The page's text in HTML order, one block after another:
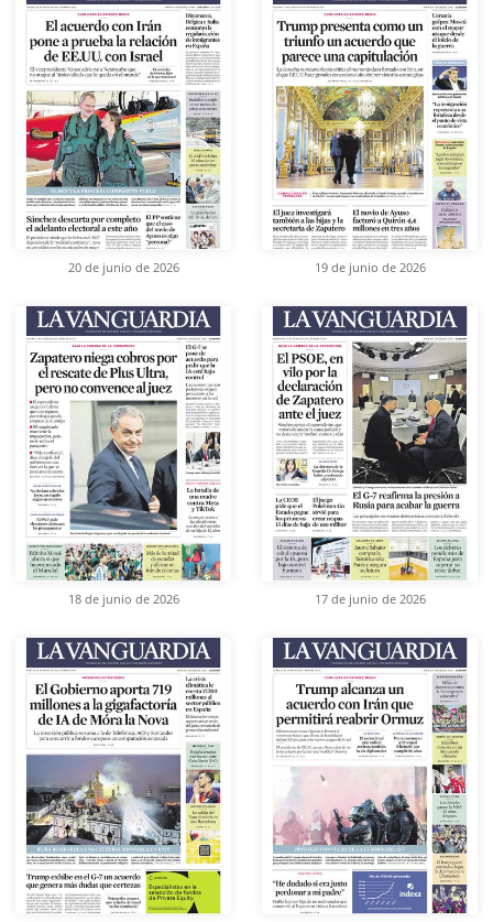
20 de junio de 2026 19 de junio de 2026
18 de junio de 2026 17 de junio de 2026